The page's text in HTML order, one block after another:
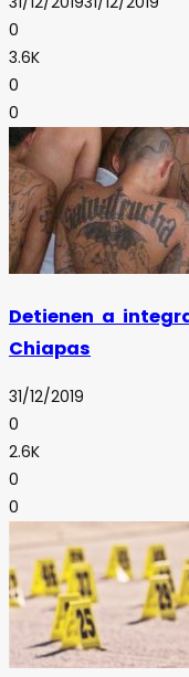
0
3.6K
0
0
Detienen a
Chiapas
31/12/2019
0
2.6K
0
0